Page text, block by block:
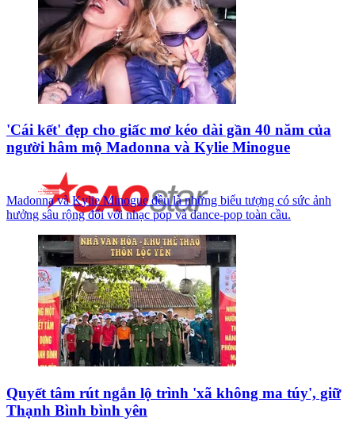
'Cái kết' đẹp cho giấc mơ kéo dài gần 40 năm của
người hâm mộ Madonna và Kylie Minogue
Madonna và Kylie Minogue đều là những biểu tượng có sức ảnh
hưởng sâu rộng đối với nhạc pop và dance-pop toàn cầu.
Quyết tâm rút ngắn lộ trình 'xã không ma túy', giữ
Thạnh Bình bình yên